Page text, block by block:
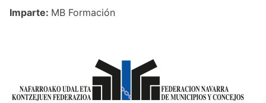
Imparte: MB Formación